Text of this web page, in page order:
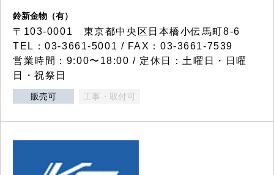
鈴新金物（有）
〒103-0001 東京都中央区日本橋小伝馬町8-6
TEL：03-3661-5001 / FAX：03-3661-7539
営業時間：9:00〜18:00 / 定休日：土曜日・日曜
日・祝祭日
販売可 工事・取付可